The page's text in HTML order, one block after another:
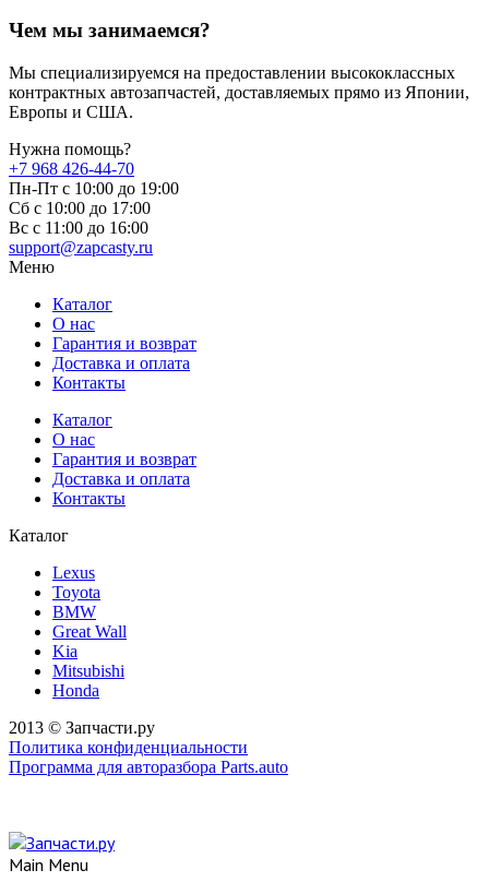
Чем мы занимаемся?
Мы специализируемся на предоставлении высококлассных
контрактных автозапчастей, доставляемых прямо из Японии,
Европы и США.
Нужна помощь?
+7 968 426-44-70
Пн-Пт с 10:00 до 19:00
Сб с 10:00 до 17:00
Вс c 11:00 до 16:00
support@zapcasty.ru
Меню
Каталог
О нас
Гарантия и возврат
Доставка и оплата
Контакты
Каталог
О нас
Гарантия и возврат
Доставка и оплата
Контакты
Каталог
Lexus
Toyota
BMW
Great Wall
Kia
Mitsubishi
Honda
2013 © Запчасти.ру
Политика конфиденциальности
Программа для авторазбора Parts.auto
Main Menu